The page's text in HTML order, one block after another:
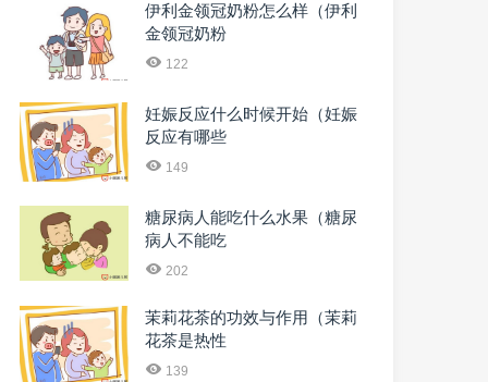
伊利金领冠奶粉怎么样（伊利
金领冠奶粉
122
妊娠反应什么时候开始（妊娠
反应有哪些
149
糖尿病人能吃什么水果（糖尿
病人不能吃
202
茉莉花茶的功效与作用（茉莉
花茶是热性
139